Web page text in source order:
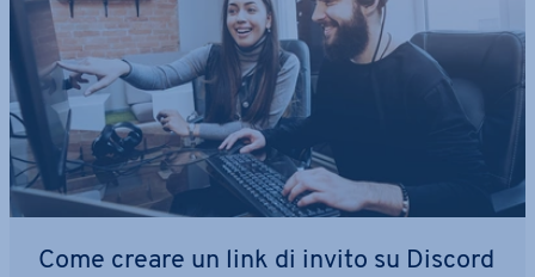
Come creare un link di invito su Discord